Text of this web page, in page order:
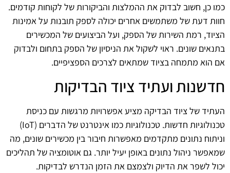
כמו כן, חשוב לבדוק את ההמלצות והביקורות של לקוחות קודמים.
חוות דעת של משתמשים אחרים יכולה לספק תובנות על אמינות
הציוד, רמת השירות של הספק, ועל הביצועים של המכשירים
בתנאים שונים. ראוי לשקול את הניסיון של הספק בתחום ולבדוק
אם הוא מתמחה בציוד שמתאים לצרכים הספציפיים.
חדשנות ועתיד ציוד הבדיקות
העתיד של ציוד הבדיקה מציע אפשרויות מרגשות עם כניסת
טכנולוגיות חדשות. טכנולוגיות כמו אינטרנט של הדברים (IoT)
וניתוח נתונים מתקדמים מאפשרות חיבור בין מכשירים שונים, מה
שמאפשר ניהול נתונים באופן יעיל יותר. גם אוטומציה של תהליכים
יכול לשפר את הדיוק ולצמצם את הזמן הנדרש לבדיקות.